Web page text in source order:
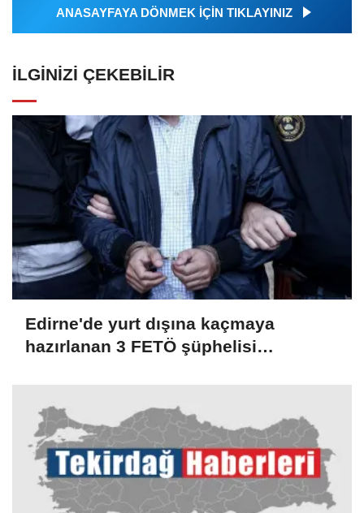
ANASAYFAYA DÖNMEK İÇİN TIKLAYINIZ
İLGINIZI ÇEKEBILIR
Edirne'de yurt dışına kaçmaya
hazırlanan 3 FETÖ şüphelisi